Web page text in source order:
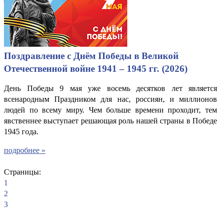
Поздравление с Днём Победы в Великой
Отечественной войне 1941 – 1945 гг. (2026)
День Победы 9 мая уже восемь десятков лет является
всенародным Праздником для нас, россиян, и миллионов
людей по всему миру. Чем больше времени проходит, тем
явственнее выступает решающая роль нашей страны в Победе
1945 года.
подробнее »
Страницы:
1
2
3